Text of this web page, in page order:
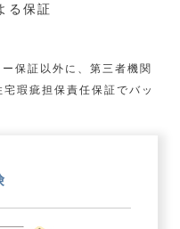
る保証
保証以外に、第三者機関
瑕疵担保責任保証でバッ